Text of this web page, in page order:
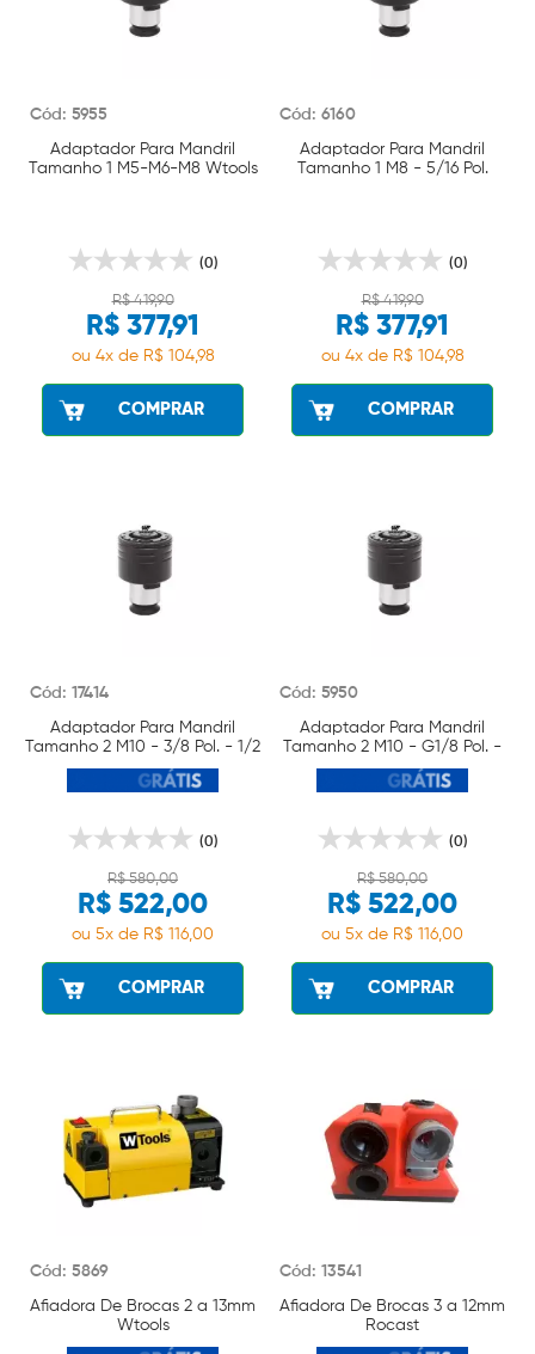
Cód: 5955
Adaptador Para Mandril
Tamanho 1 M5-M6-M8 Wtools
(0)
R$ 419,90
R$ 377,91
ou 4x de R$ 104,98
COMPRAR
Cód: 6160
Adaptador Para Mandril
Tamanho 1 M8 - 5/16 Pol.
(0)
R$ 419,90
R$ 377,91
ou 4x de R$ 104,98
COMPRAR
Cód: 17414
Adaptador Para Mandril
Tamanho 2 M10 - 3/8 Pol. - 1/2
Pol. Wtools
(0)
R$ 580,00
R$ 522,00
ou 5x de R$ 116,00
COMPRAR
Cód: 5950
Adaptador Para Mandril
Tamanho 2 M10 - G1/8 Pol. -
1/4 Pol. - 3/8 Pol. Wtools
(0)
R$ 580,00
R$ 522,00
ou 5x de R$ 116,00
COMPRAR
Cód: 5869
Afiadora De Brocas 2 a 13mm
Wtools
Cód: 13541
Afiadora De Brocas 3 a 12mm
Rocast